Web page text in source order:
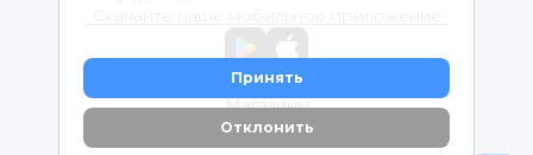
Принять
Отклонить
Магазины